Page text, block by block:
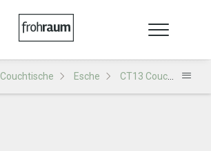
Couchtische Esche CT13 Couchtisch